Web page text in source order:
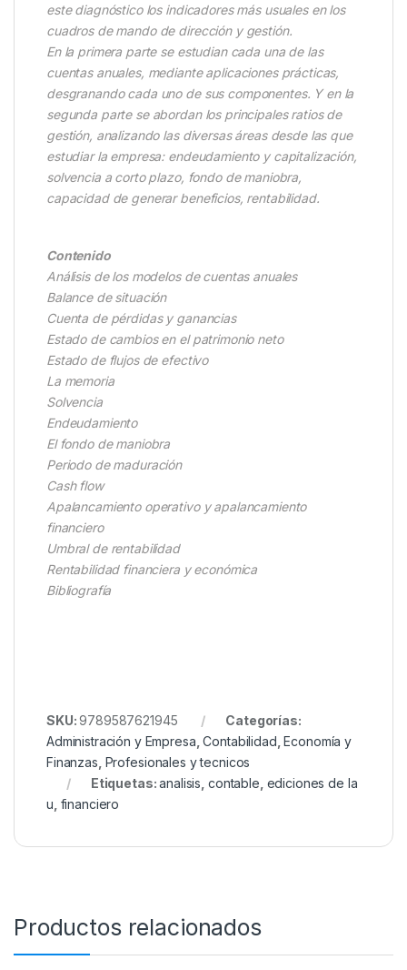
este diagnóstico los indicadores más usuales en los
cuadros de mando de dirección y gestión.
En la primera parte se estudian cada una de las
cuentas anuales, mediante aplicaciones prácticas,
desgranando cada uno de sus componentes. Y en la
segunda parte se abordan los principales ratios de
gestión, analizando las diversas áreas desde las que
estudiar la empresa: endeudamiento y capitalización,
solvencia a corto plazo, fondo de maniobra,
capacidad de generar beneficios, rentabilidad.
Contenido
Análisis de los modelos de cuentas anuales
Balance de situación
Cuenta de pérdidas y ganancias
Estado de cambios en el patrimonio neto
Estado de flujos de efectivo
La memoria
Solvencia
Endeudamiento
El fondo de maniobra
Periodo de maduración
Cash flow
Apalancamiento operativo y apalancamiento
financiero
Umbral de rentabilidad
Rentabilidad financiera y económica
Bibliografía
SKU:9789587621945
Categorías:
Administración y Empresa ,Contabilidad ,Economía y
Finanzas Profesionales y tecnicos
Etiquetas:analisis contable ediciones de la
u financiero
Productos relacionados